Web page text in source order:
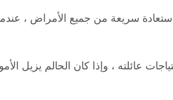
سريعة من جميع الأمراض ، عندما
عائلته ، وإذا كان الحالم يزيل